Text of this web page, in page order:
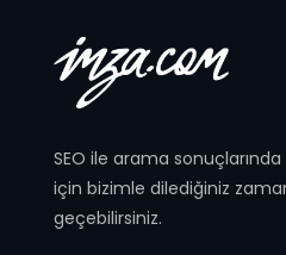
SEO ile arama
için bizimle dilediğiniz
geçebilirsiniz.